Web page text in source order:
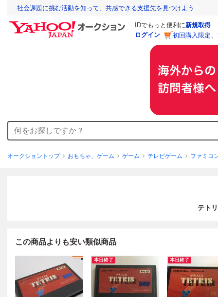
社会課題に挑む活動を知って、共感できる支援先を見つけよう
IDでもっと便利に新規取得
ログイン
初回購入限定
オークショントップ おもちゃ、ゲーム ゲーム テレビゲーム ファミコ
テト
この商品よりも安い類似商品
本日終了 本日終了